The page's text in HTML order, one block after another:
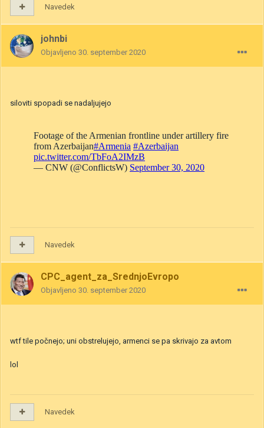
Navedek
johnbi
Objavljeno 30. september 2020
siloviti spopadi se nadaljujejo
Navedek
CPC_agent_za_SrednjoEvropo
Objavljeno 30. september 2020
wtf tile počnejo; uni obstrelujejo, armenci se pa skrivajo za avtom
lol
Navedek